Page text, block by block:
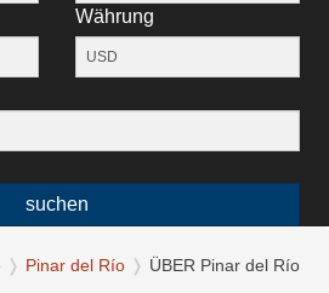
Währung
suchen
Pinar del Río ÜBER Pinar del Río